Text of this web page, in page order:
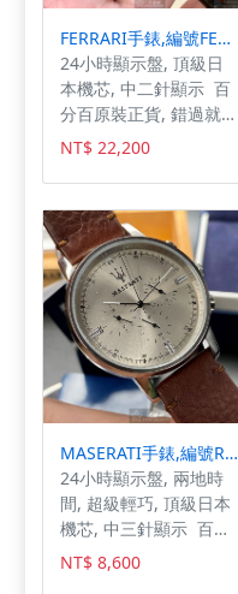
FERRARI手錶,編號FE00109,44mm黑錶殼,咖啡色錶帶款
24小時顯示盤, 頂級日
本機芯, 中二針顯示 百
分百原裝正貨, 錯過就沒
了,FERRARI法拉利
FE00109 男錶採用
44mm精鋼黑色錶殼與
寶藍色鏤空面盤設計，
不一定是市場上最華麗
的選擇，卻以務實耐看
的風格陪伴每一天的重
要時刻。
NT$ 22,200
MASERATI手錶,編號R8871630001,42mm銀錶殼,咖啡色錶帶款
24小時顯示盤, 兩地時
間, 超級輕巧, 頂級日本
機芯, 中三針顯示 百分
百原裝正貨, 假一賠十,
產品出清，超優惠價, 老
NT$ 8,600